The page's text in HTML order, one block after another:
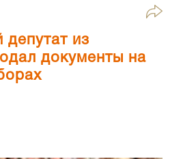
из
документы на